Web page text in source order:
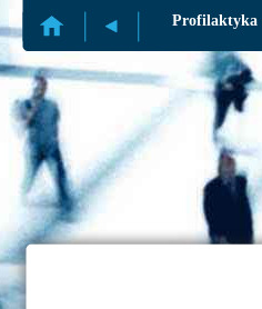
Profilaktyka